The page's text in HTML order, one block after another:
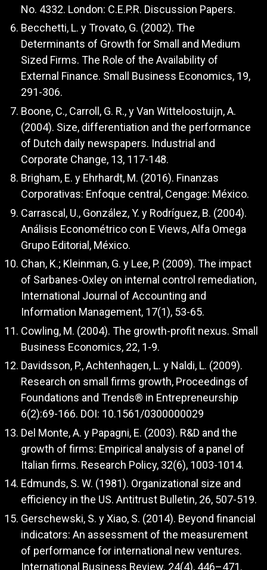
No. 4332. London: C.E.P.R. Discussion Papers.
Becchetti, L. y Trovato, G. (2002). The
Determinants of Growth for Small and Medium
Sized Firms. The Role of the Availability of
External Finance. Small Business Economics, 19,
291-306.
Boone, C., Carroll, G. R., y Van Witteloostuijn, A.
(2004). Size, differentiation and the performance
of Dutch daily newspapers. Industrial and
Corporate Change, 13, 117-148.
Brigham, E. y Ehrhardt, M. (2016). Finanzas
Corporativas: Enfoque central, Cengage: México.
Carrascal, U., González, Y. y Rodríguez, B. (2004).
Análisis Econométrico con E Views, Alfa Omega
Grupo Editorial, México.
Chan, K.; Kleinman, G. y Lee, P. (2009). The impact
of Sarbanes-Oxley on internal control remediation,
International Journal of Accounting and
Information Management, 17(1), 53-65.
Cowling, M. (2004). The growth-profit nexus. Small
Business Economics, 22, 1-9.
Davidsson, P., Achtenhagen, L. y Naldi, L. (2009).
Research on small firms growth, Proceedings of
Foundations and Trends® in Entrepreneurship
6(2):69-166. DOI: 10.1561/0300000029
Del Monte, A. y Papagni, E. (2003). R&D and the
growth of firms: Empirical analysis of a panel of
Italian firms. Research Policy, 32(6), 1003-1014.
Edmunds, S. W. (1981). Organizational size and
efficiency in the US. Antitrust Bulletin, 26, 507-519.
Gerschewski, S. y Xiao, S. (2014). Beyond financial
indicators: An assessment of the measurement
of performance for international new ventures.
International Business Review. 24(4), 446–471.